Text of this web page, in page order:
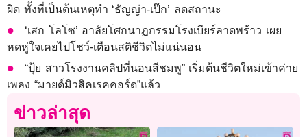
ผิด ทั้งที่เป็นต้นเหตุทำ ‘ธัญญ่า-เป๊ก’ ลดสถานะ
‘เสก โลโซ’ อาลัยโศกนาฏกรรมโรงเบียร์ลาดพร้าว เผย
หดหู่ใจเคยไปโชว์-เตือนสติชีวิตไม่แน่นอน
“ปุ้ย สาวโรงงานคลิปที่นอนสีชมพู” เริ่มต้นชีวิตใหม่เข้าค่าย
เพลง “มายด์มิวสิคเรคคอร์ด”แล้ว
ข่าวล่าสุด